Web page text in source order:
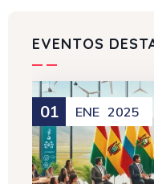
EVENTOS
01 ENE 2025